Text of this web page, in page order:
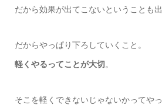
だから効果が出てこないということも
だからやっぱり下ろしていくこと。
軽くやるってことが大切。
そこを軽くできないじゃないかってや